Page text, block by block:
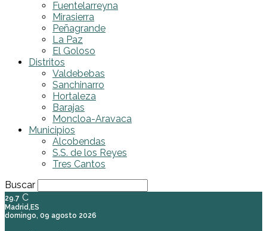
Fuentelarreyna
Mirasierra
Peñagrande
La Paz
El Goloso
Distritos
Valdebebas
Sanchinarro
Hortaleza
Barajas
Moncloa-Aravaca
Municipios
Alcobendas
S.S. de los Reyes
Tres Cantos
Buscar
29.7 C
Madrid,ES
domingo, 09 agosto 2026